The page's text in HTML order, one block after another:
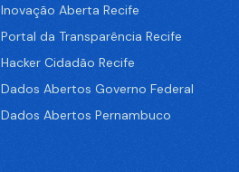
Inovação Aberta Recife
Portal da Transparência Recife
Hacker Cidadão Recife
Dados Abertos Governo Federal
Dados Abertos Pernambuco